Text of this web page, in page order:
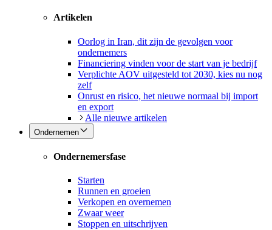
Artikelen
Oorlog in Iran, dit zijn de gevolgen voor
ondernemers
Financiering vinden voor de start van je bedrijf
Verplichte AOV uitgesteld tot 2030, kies nu nog
zelf
Onrust en risico, het nieuwe normaal bij import
en export
Alle nieuwe artikelen
Ondernemen
Ondernemersfase
Starten
Runnen en groeien
Verkopen en overnemen
Zwaar weer
Stoppen en uitschrijven